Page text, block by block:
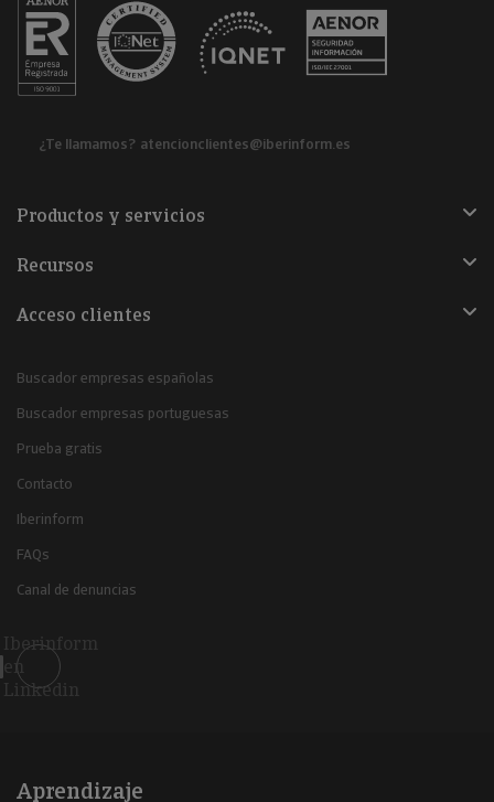
¿Te llamamos? atencionclientes@iberinform.es
Productos y servicios
Recursos
Acceso clientes
Buscador empresas españolas
Buscador empresas portuguesas
Prueba gratis
Contacto
Iberinform
FAQs
Canal de denuncias
Iberinform
en
Linkedin
Aprendizaje